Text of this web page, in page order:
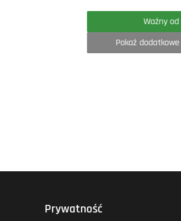
Pokaż
Prywatność